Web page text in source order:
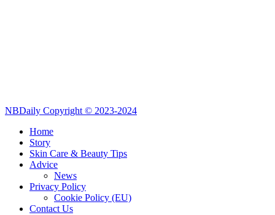
NBDaily Copyright © 2023-2024
Home
Story
Skin Care & Beauty Tips
Advice
News
Privacy Policy
Cookie Policy (EU)
Contact Us